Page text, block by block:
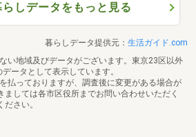
しデータをもっと見る
暮らしデータ提供元： 生活ガイド.com
い地域及びデータがございます。東京23区以外
ータとして表示しています。
払っておりますが、調査後に変更がある場合が
しては各市区役所までお問い合わせいただく
さい。